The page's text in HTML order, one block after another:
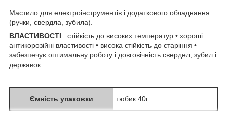
Мастило для електроінструментів і додаткового обладнання
(ручки, свердла, зубила).
ВЛАСТИВОСТІ : стійкість до високих температур • хороші
антикорозійні властивості • висока стійкість до старіння •
забезпечує оптимальну роботу і довговічність свердел, зубил і
державок.
Ємність упаковки тюбик 40г